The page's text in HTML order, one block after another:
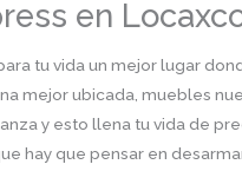
en
tu vida un mejor lugar
mejor ubicada, muebles
y esto llena tu vida de
hay que pensar en